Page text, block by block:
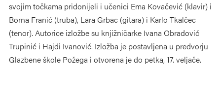
svojim točkama pridonijeli i učenici Ema Kovačević (klavir) i
Borna Franić (truba), Lara Grbac (gitara) i Karlo Tkalčec
(tenor). Autorice izložbe su knjižničarke Ivana Obradović
Trupinić i Hajdi Ivanović. Izložba je postavljena u predvorju
Glazbene škole Požega i otvorena je do petka, 17. veljače.